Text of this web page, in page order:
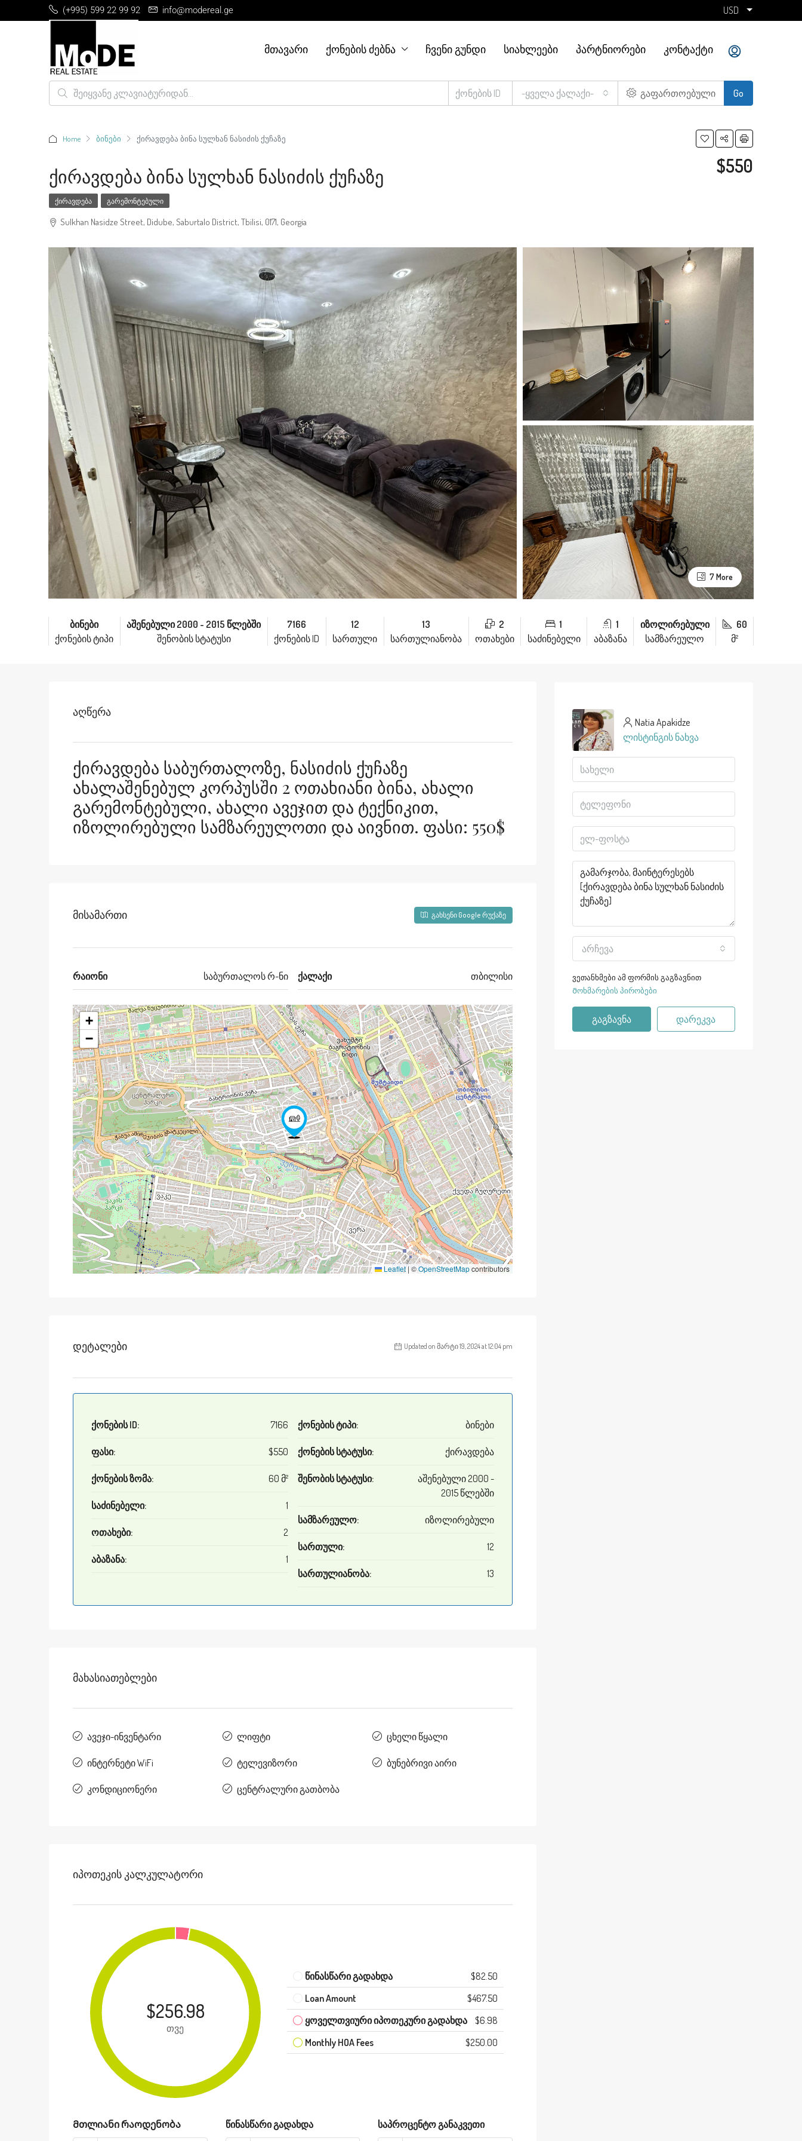
(+995) 599 22 99 92 info@modereal.ge USD
ᲛᲗᲐᲕᲐᲠᲘ ᲥᲝᲜᲔᲑᲘᲡ ᲫᲔᲑᲜᲐ ᲩᲕᲔᲜᲘ ᲒᲣᲜᲓᲘ ᲡᲘᲐᲮᲚᲔᲔᲑᲘ ᲞᲐᲠᲢᲜᲘᲝᲠᲔᲑᲘ ᲙᲝᲜᲢᲐᲥᲢᲘ
-ყველა ქალაქი- გაფართოებული Go
Home ბინები ქირავდება ბინა სულხან ნასიძის ქუჩაზე
Ქირავდება Ბინა Სულხან Ნასიძის Ქუჩაზე $550
ᲥᲘᲠᲐᲕᲓᲔᲑᲐ ᲒᲐᲠᲔᲛᲝᲜᲢᲔᲑᲣᲚᲘ
Sulkhan Nasidze Street, Didube, Saburtalo District, Tbilisi, 0171, Georgia
7 More
ბინები
ქონების ტიპი
აშენებული 2000 - 2015 წლებში
შენობის სტატუსი
7166
ქონების ID
12
სართული
13
სართულიანობა
2
ოთახები
1
საძინებელი
1
აბაზანა
იზოლირებული
სამზარეულო
60
მ²
Აღწერა
Ქირავდება Საბურთალოზე, Ნასიძის Ქუჩაზე
Ახალაშენებულ Კორპუსში 2 Ოთახიანი Ბინა, Ახალი
Გარემონტებული, Ახალი Ავეჯით Და Ტექნიკით,
Იზოლირებული Სამზარეულოთი Და Აივნით. Ფასი: 550$
Მისამართი გახსენი Google რუქაზე
რაიონი საბურთალოს რ-ნი ქალაქი თბილისი
+
−
Leaflet |©OpenStreetMapcontributors
Დეტალები Updated on მარტი 19, 2024 at 12:04 pm
ქონების ID: 7166
ფასი: $550
ქონების ზომა: 60 მ²
საძინებელი: 1
ოთახები: 2
აბაზანა: 1
ქონების ტიპი: ბინები
ქონების სტატუსი: ქირავდება
შენობის სტატუსი:
აშენებული 2000 -
2015 წლებში
სამზარეულო: იზოლირებული
სართული: 12
სართულიანობა: 13
Მახასიათებლები
ავეჯი-ინვენტარი
ინტერნეტი WiFi
კონდიციონერი
ლიფტი
ტელევიზორი
ცენტრალური გათბობა
ცხელი წყალი
ბუნებრივი აირი
Იპოთეკის Კალკულატორი
$256.98
თვე
წინასწარი გადახდა
$82.50
Loan Amount
$467.50
ყოველთვიური იპოთეკური გადახდა
$6.98
Monthly HOA Fees
$250.00
Მთლიანი რაოდენობა წინასწარი გადახდა საპროცენტო განაკვეთი
Natia Apakidze
ლისტინგის ნახვა
არჩევა
ვეთანხმები ამ ფორმის გაგზავნით
Მოხმარების პირობები
გაგზავნა დარეკვა